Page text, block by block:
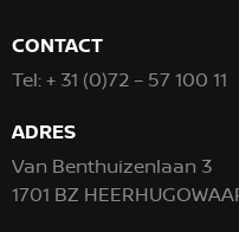
CONTACT
Tel:+ 31 (0)72 – 57 100 11
ADRES
Van Benthuizenlaan 3
1701 BZ